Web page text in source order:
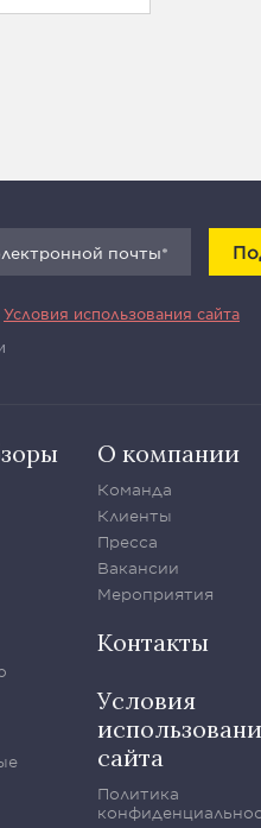
Условия использования сайта
О компании
Команда
Клиенты
Пресса
Вакансии
Мероприятия
Контакты
Условия
сайта
Политика